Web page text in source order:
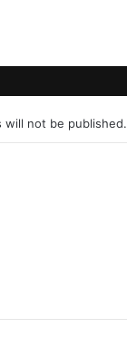
will not be published.